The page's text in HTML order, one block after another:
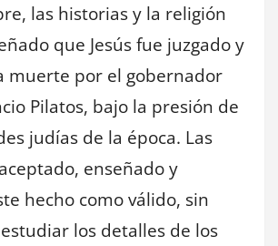
las historias y la religión
que Jesús fue juzgado y
muerte por el gobernador
Pilatos, bajo la presión de
judías de la época. Las
enseñado y
hecho como válido, sin
los detalles de los